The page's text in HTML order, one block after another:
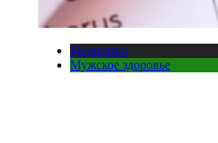
Медицина
Мужское здоровье